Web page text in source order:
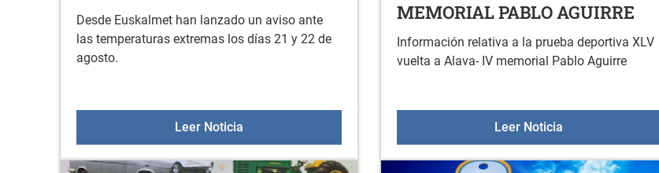
Desde Euskalmet han lanzado un aviso ante
las temperaturas extremas los días 21 y 22 de
agosto.
Leer NoticiaAVISO TEMPERATURAS EXTREMAS 21 Y 22 DE AGOSTO
MEMORIAL PABLO AGUIRRE
Información relativa a la prueba deportiva XLV
vuelta a Alava- IV memorial Pablo Aguirre
Leer Noticia PRUEBA